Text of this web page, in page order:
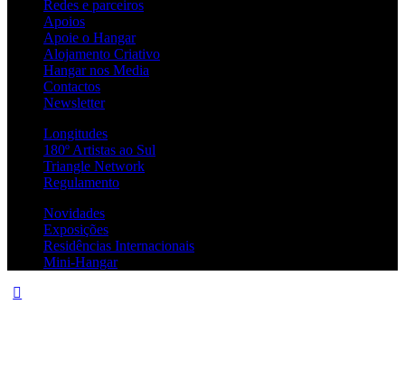
Redes e parceiros
Apoios
Apoie o Hangar
Alojamento Criativo
Hangar nos Media
Contactos
Newsletter
Longitudes
180º Artistas ao Sul
Triangle Network
Regulamento
Novidades
Exposições
Residências Internacionais
Mini-Hangar